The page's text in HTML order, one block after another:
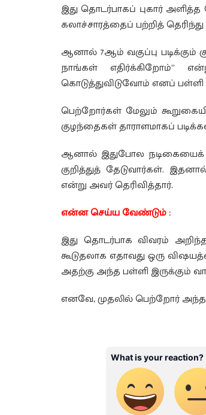
இது தொடர்பாகப் புகார்
கலாச்சாரத்தைப் பற்றித்
ஆனால் 7ஆம் வகுப்பு படிக்கும்
நாங்கள் எதிர்க்கிறோம்”
கொடுத்துவிடுவோம் எனப் பள்ளி
பெற்றோர்கள் மேலும்
குழந்தைகள் தாராளமாகப்
ஆனால் இதுபோல நடிகையைக்
குறித்துத் தேடுவார்கள்.
என்று அவர் தெரிவித்தார்.
என்ன செய்ய வேண்டும் :
இது தொடர்பாக விவரம் அறிந்த
கூடுதலாக எதாவது ஒரு
அதற்கு அந்த பள்ளி இருக்கும்
எனவே, முதலில் பெற்றோர் அந்த